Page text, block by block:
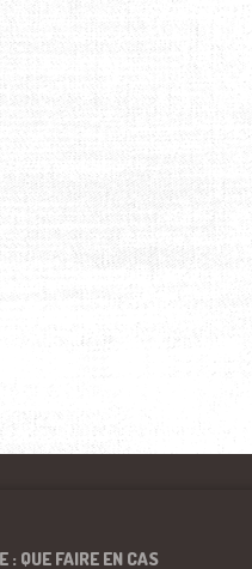
: QUE FAIRE EN CAS